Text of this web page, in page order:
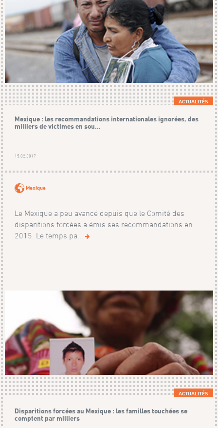
ACTUALITÉS
Mexique : les recommandations internationales ignorées, des
milliers de victimes en sou...
15.02.2017
Mexique
Le Mexique a peu avancé depuis que le Comité des
disparitions forcées a émis ses recommandations en
2015. Le temps pa...
ACTUALITÉS
Disparitions forcées au Mexique : les familles touchées se
comptent par milliers